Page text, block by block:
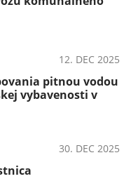
12. DEC 2025
pitnou vodou
vybavenosti v
30. DEC 2025